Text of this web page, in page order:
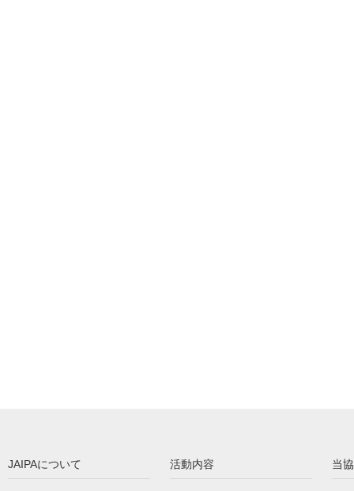
JAIPAについて 活動内容 当